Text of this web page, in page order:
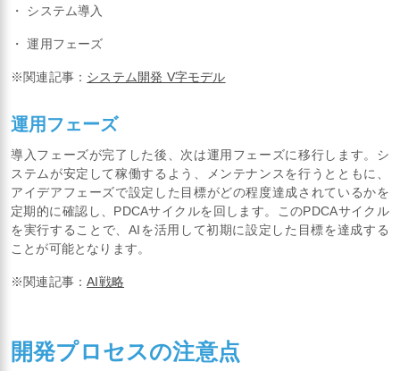
・ システム導入
・ 運用フェーズ
※関連記事： システム開発 V字モデル
運用フェーズ
導入フェーズが完了した後、次は運用フェーズに移行します。シ
ステムが安定して稼働するよう、メンテナンスを行うとともに、
アイデアフェーズで設定した目標がどの程度達成されているかを
定期的に確認し、PDCAサイクルを回します。このPDCAサイクル
を実行することで、AIを活用して初期に設定した目標を達成する
ことが可能となります。
※関連記事：AI戦略
開発プロセスの注意点